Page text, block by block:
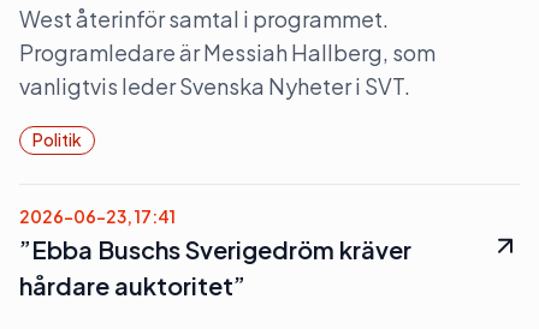
West återinför samtal i programmet.
Programledare är Messiah Hallberg, som
vanligtvis leder Svenska Nyheter i SVT.
Politik
2026-06-23, 17:41
”Ebba Buschs Sverigedröm kräver
hårdare auktoritet”